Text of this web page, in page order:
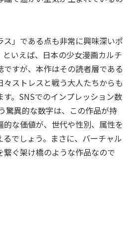
」である点も非常に興味深いポ
いえば、日本の少女漫画カルチ
ですが、本作はその読者層である
ストレスと戦う大人たちからも
。SNSでのインプレッション数
驚異的な数字は、この作品が持
な価値が、世代や性別、属性を
でしょう。まさに、バーチャル
繋ぐ架け橋のような作品なので